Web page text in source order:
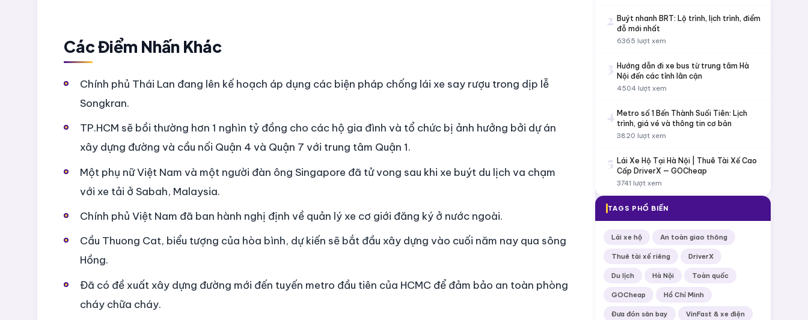
Các Điểm Nhấn Khác
Chính phủ Thái Lan đang lên kế hoạch áp dụng các biện pháp chống lái xe say rượu trong dịp lễ
Songkran.
TP.HCM sẽ bồi thường hơn 1 nghìn tỷ đồng cho các hộ gia đình và tổ chức bị ảnh hưởng bởi dự án
xây dựng đường và cầu nối Quận 4 và Quận 7 với trung tâm Quận 1.
Một phụ nữ Việt Nam và một người đàn ông Singapore đã tử vong sau khi xe buýt du lịch va chạm
với xe tải ở Sabah, Malaysia.
Chính phủ Việt Nam đã ban hành nghị định về quản lý xe cơ giới đăng ký ở nước ngoài.
Cầu Thuong Cat, biểu tượng của hòa bình, dự kiến sẽ bắt đầu xây dựng vào cuối năm nay qua sông
Hồng.
Đã có đề xuất xây dựng đường mới đến tuyến metro đầu tiên của HCMC để đảm bảo an toàn phòng
cháy chữa cháy.
2 Buýt nhanh BRT: Lộ trình, lịch trình, điểm
đỗ mới nhất
6365 lượt xem
3 Hướng dẫn đi xe bus từ trung tâm Hà
Nội đến các tỉnh lân cận
4504 lượt xem
4 Metro số 1 Bến Thành Suối Tiên: Lịch
trình, giá vé và thông tin cơ bản
3820 lượt xem
5 Lái Xe Hộ Tại Hà Nội | Thuê Tài Xế Cao
Cấp DriverX — GOCheap
3741 lượt xem
TAGS PHỔ BIẾN
Lái xe hộ An toàn giao thông
Thuê tài xế riêng DriverX
Du lịch Hà Nội Toàn quốc
GOCheap Hồ Chí Minh
Đưa đón sân bay VinFast & xe điện